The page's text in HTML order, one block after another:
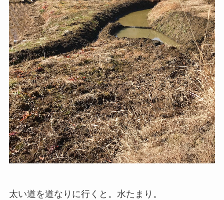
太い道を道なりに行くと。水たまり。